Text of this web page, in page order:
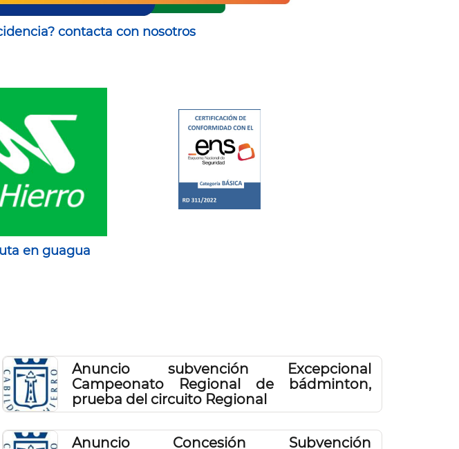
contacta con nosotros
en guagua
Anuncio subvención Excepcional
Campeonato Regional de bádminton,
prueba del circuito Regional
Anuncio Concesión Subvención